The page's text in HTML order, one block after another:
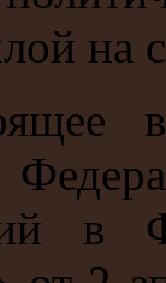
на
в